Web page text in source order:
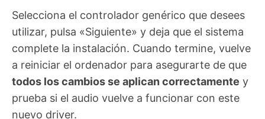
Selecciona el controlador genérico que desees
utilizar, pulsa «Siguiente» y deja que el sistema
complete la instalación. Cuando termine, vuelve
a reiniciar el ordenador para asegurarte de que
todos los cambios se aplican correctamente y
prueba si el audio vuelve a funcionar con este
nuevo driver.